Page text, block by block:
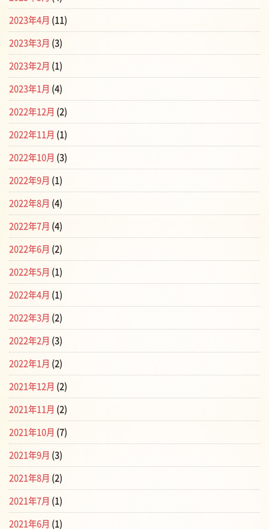
2023年4月 (11)
2023年3月 (3)
2023年2月 (1)
2023年1月 (4)
2022年12月 (2)
2022年11月 (1)
2022年10月 (3)
2022年9月 (1)
2022年8月 (4)
2022年7月 (4)
2022年6月 (2)
2022年5月 (1)
2022年4月 (1)
2022年3月 (2)
2022年2月 (3)
2022年1月 (2)
2021年12月 (2)
2021年11月 (2)
2021年10月 (7)
2021年9月 (3)
2021年8月 (2)
2021年7月 (1)
2021年6月 (1)